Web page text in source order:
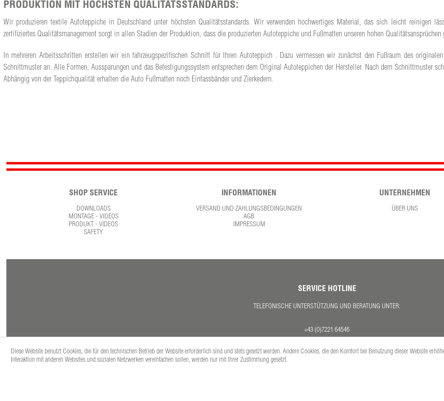
PRODUKTION MIT HÖCHSTEN QUALITÄTSSTANDARDS:
Wir produzieren textile Autoteppiche in Deutschland unter höchsten Qualitätsstandards. Wir verwenden hochwertiges Material, das sich leicht reinigen
zertifiziertes Qualitätsmanagement sorgt in allen Stadien der Produktion, dass die produzierten Autoteppiche und Fußmatten unseren hohen Qualitätsansprüchen
In mehreren Arbeitsschritten erstellen wir ein fahrzeugspezifischen Schnitt für Ihren Autoteppich . Dazu vermessen wir zunächst den Fußraum des
Schnittmuster an. Alle Formen, Aussparungen und das Befestigungssystem entsprechen dem Original Autoteppichen der Hersteller. Nach dem Schnittmuster
Abhängig von der Teppichqualität erhalten die Auto Fußmatten noch Einfassbänder und Zierkedern.
SHOP SERVICE
DOWNLOADS
MONTAGE - VIDEOS
PRODUKT - VIDEOS
SAFETY
INFORMATIONEN
VERSAND UND ZAHLUNGSBEDINGUNGEN
AGB
IMPRESSUM
UNTERNEHMEN
ÜBER UNS
SERVICE HOTLINE
TELEFONISCHE UNTERSTÜTZUNG UND BERATUNG UNTER:
+43 (0)7221 64546
FR. 08:00 - 12:30 UHR
Diese Website benutzt Cookies, die für den technischen Betrieb der Website erforderlich sind und stets gesetzt werden. Andere Cookies, die den Komfort bei Benutzung dieser Website
Interaktion mit anderen Websites und sozialen Netzwerken vereinfachen sollen, werden nur mit Ihrer Zustimmung gesetzt.